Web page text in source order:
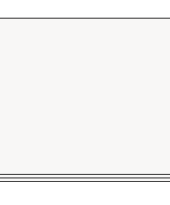
ログイン限定記事を閲覧